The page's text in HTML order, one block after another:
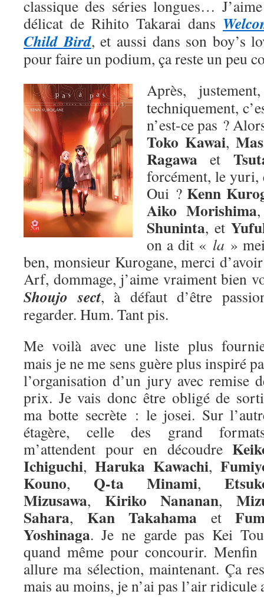
classique des séries longues…
délicat de Rihito Takarai dans
Child Bird, et aussi dans son boy’s
pour faire un podium, ça reste un peu
Après,
techniquement,
n’est-ce pas ?
Toko Kawai,
Ragawa et
forcément, le yuri,
Oui ?Kenn
Aiko Morishima
Shuninta, et
on a dit « la »
ben, monsieur Kurogane, merci
Arf, dommage, j’aime vraiment bien
Shoujo sect, à défaut d’être
regarder. Hum. Tant pis.
Me voilà avec une liste plus
mais je ne me sens guère plus inspiré
l’organisation d’un jury avec remise
prix. Je vais donc être obligé de
ma botte secrète : le josei. Sur
étagère, celle des grand
m’attendent pour en découdre
Ichiguchi, Haruka Kawachi,
Kouno, Q-ta Minami,
Mizusawa, Kiriko Nananan,
Sahara, Kan Takahama et
Yoshinaga. Je ne garde pas Kei
quand même pour concourir.
allure ma sélection, maintenant. Ça
mais au moins, je n’ai pas l’air ridicule